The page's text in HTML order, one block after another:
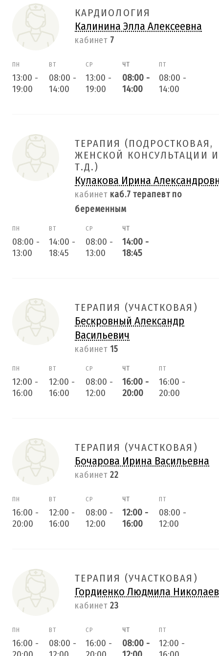
КАРДИОЛОГИЯ
Калинина Элла Алексеевна
кабинет 7
ПН
13:00 -
19:00
ВТ
08:00 -
14:00
СР
13:00 -
19:00
ЧТ
08:00 -
14:00
ПТ
08:00 -
14:00
ТЕРАПИЯ (ПОДРОСТКОВАЯ,
ЖЕНСКОЙ КОНСУЛЬТАЦИИ И
Т.Д.)
Кулакова Ирина
кабинет каб.7 терапевт по
беременным
ПН
08:00 -
13:00
ВТ
14:00 -
18:45
СР
08:00 -
13:00
ЧТ
14:00 -
18:45
ТЕРАПИЯ (УЧАСТКОВАЯ)
Бескровный Александр
Васильевич
кабинет 15
ПН
12:00 -
16:00
ВТ
12:00 -
16:00
СР
08:00 -
12:00
ЧТ
16:00 -
20:00
ПТ
16:00 -
20:00
ТЕРАПИЯ (УЧАСТКОВАЯ)
Бочарова Ирина Васильевна
кабинет 22
ПН
16:00 -
20:00
ВТ
12:00 -
16:00
СР
08:00 -
12:00
ЧТ
12:00 -
16:00
ПТ
08:00 -
12:00
ТЕРАПИЯ (УЧАСТКОВАЯ)
Гордиенко Людмила
кабинет 23
ПН
16:00 -
ВТ
08:00 -
СР
16:00 -
ЧТ
08:00 -
ПТ
12:00 -